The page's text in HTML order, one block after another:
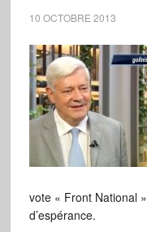
10 OCTOBRE 2013
vote « Front National
d’espérance.